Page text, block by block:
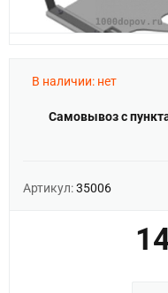
В наличии: нет
Самовывоз с
Артикул:35006